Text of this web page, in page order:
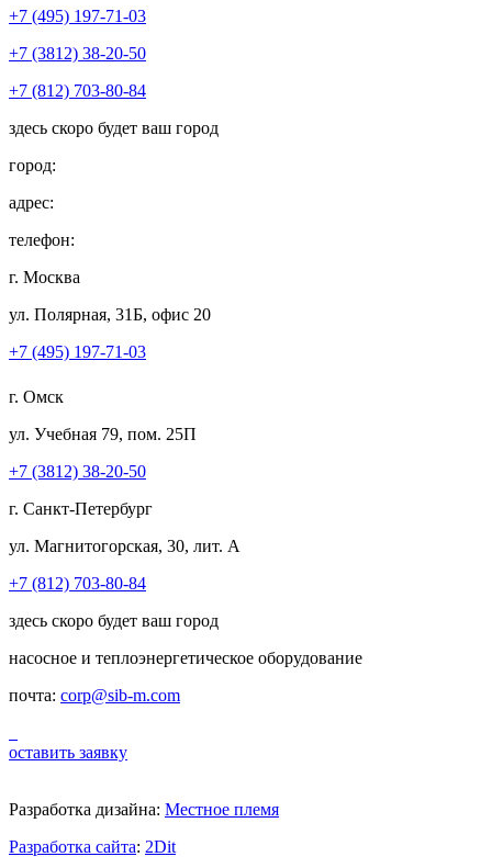
+7 (495) 197-71-03
+7 (3812) 38-20-50
+7 (812) 703-80-84
здесь скоро будет ваш город
город:
адрес:
телефон:
г. Москва
ул. Полярная, 31Б, офис 20
+7 (495) 197-71-03
г. Омск
ул. Учебная 79, пом. 25П
+7 (3812) 38-20-50
г. Санкт-Петербург
ул. Магнитогорская, 30, лит. А
+7 (812) 703-80-84
здесь скоро будет ваш город
насосное и теплоэнергетическое оборудование
почта: corp@sib-m.com
оставить заявку
Разработка дизайна: Местное племя
Разработка сайта: 2Dit